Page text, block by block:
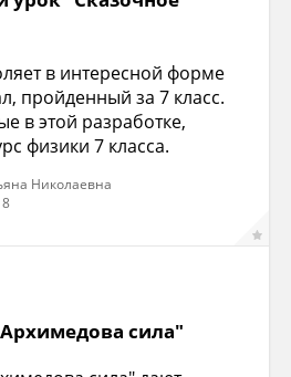
в интересной форме
пройденный за 7 класс.
в этой разработке,
физики 7 класса.
Николаевна
8
сила"